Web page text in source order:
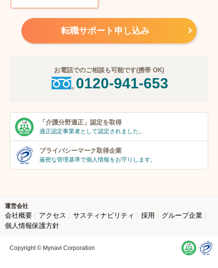
転職サポート申し込み
お電話でのご相談も可能です(携帯 OK)
0120-941-653
「介護分野適正」 認定を取得
適正認定事業者として認定されました。
プライバシーマーク取得企業
厳密な管理基準で個人情報をお守りします。
運営会社
会社概要 アクセス サスティナビリティ 採用
グループ企業
個人情報保護方針
Copyright © Mynavi Corporation